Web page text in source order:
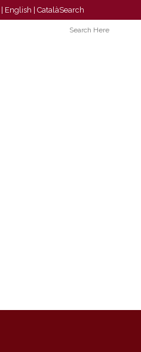
English CatalàSearch